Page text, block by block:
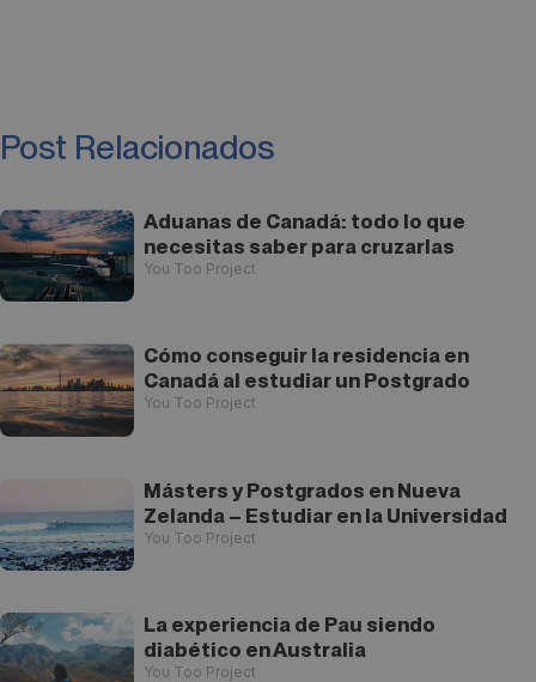
Post Relacionados
Aduanas de Canadá: todo lo que
necesitas saber para cruzarlas
You Too Project
Cómo conseguir la residencia en
Canadá al estudiar un Postgrado
You Too Project
Másters y Postgrados en Nueva
Zelanda – Estudiar en la Universidad
You Too Project
La experiencia de Pau siendo
diabético en Australia
You Too Project